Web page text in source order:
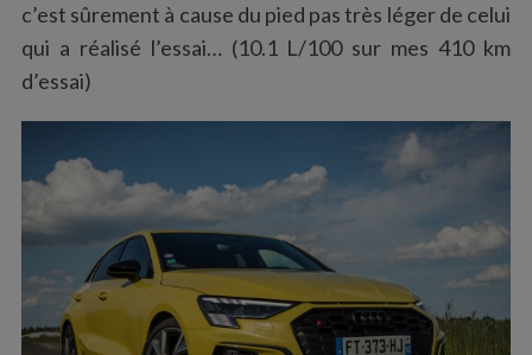
c’est sûrement à cause du pied pas très léger de celui
qui a réalisé l’essai… (10.1 L/100 sur mes 410 km
d’essai)
r
c
o
: